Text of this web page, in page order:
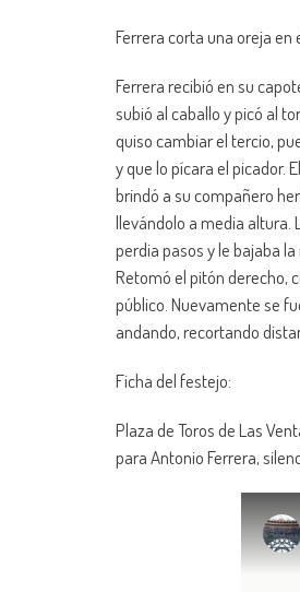
Ferrera corta una oreja en
Ferrera recibió en su
subió al caballo y picó al
quiso cambiar el tercio,
y que lo pícara el picador.
brindó a su compañero
llevándolo a media altura.
perdia pasos y le bajaba
Retomó el pitón derecho,
público. Nuevamente se
andando, recortando
Ficha del festejo:
Plaza de Toros de Las
para Antonio Ferrera,